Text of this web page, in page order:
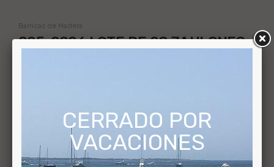
Barricas de Madera
025-2026 LOTE DE 28 JAULONES
Código:BDM-025-2026
CERRADO POR
VACACIONES